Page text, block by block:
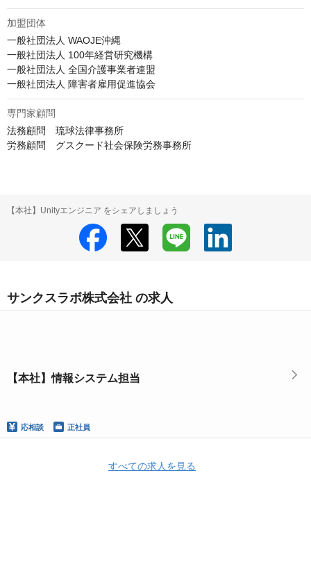
加盟団体
一般社団法人 WAOJE沖縄
一般社団法人 100年経営研究機構
一般社団法人 全国介護事業者連盟
一般社団法人 障害者雇用促進協会
専門家顧問
法務顧問　琉球法律事務所
労務顧問　グスクード社会保険労務事務所
【本社】Unityエンジニア をシェアしましょう
サンクスラボ株式会社 の求人
【本社】情報システム担当
応相談 正社員
すべての求人を見る